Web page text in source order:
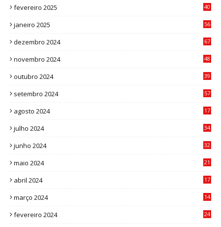
fevereiro 2025
40
janeiro 2025
56
dezembro 2024
67
novembro 2024
48
outubro 2024
39
setembro 2024
57
agosto 2024
17
julho 2024
34
junho 2024
32
maio 2024
21
abril 2024
17
março 2024
14
fevereiro 2024
24